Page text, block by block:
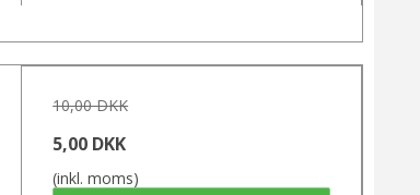
10,00 DKK
5,00 DKK
(inkl. moms)